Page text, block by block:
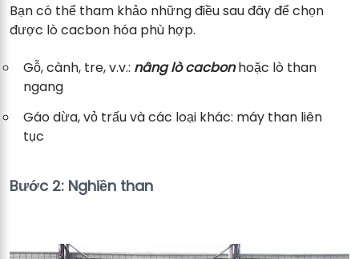
Bạn có thể tham khảo những điều sau đây để chọn
được lò cacbon hóa phù hợp.
Gỗ, cành, tre, v.v.: nâng lò cacbonhoặc lò than
ngang
Gáo dừa, vỏ trấu và các loại khác: máy than liên
tục
Bước 2: Nghiền than